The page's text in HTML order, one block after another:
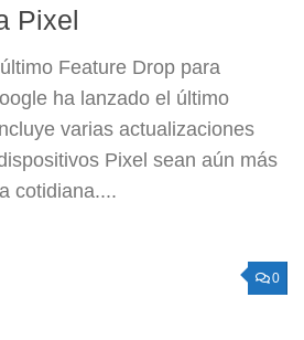
Pixel
Feature Drop para
ha lanzado el último
varias actualizaciones
Pixel sean aún más
cotidiana....
0